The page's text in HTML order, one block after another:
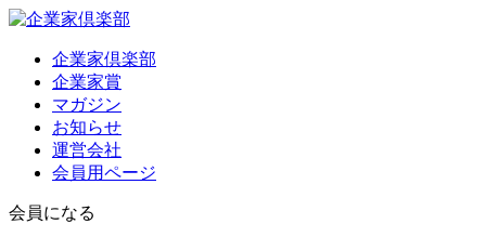
企業家倶楽部
企業家賞
マガジン
お知らせ
運営会社
会員用ページ
会員になる